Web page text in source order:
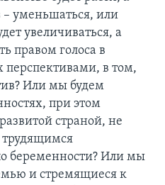
– уменьшаться, или
увеличиваться, а
правом голоса в
перспективами, в том,
Или мы будем
при этом
страной, не
беременности? Или мы
и стремящиеся к